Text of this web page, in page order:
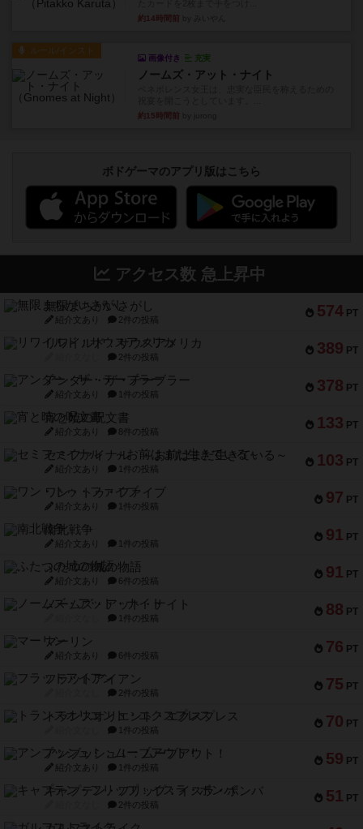
約14時間前
ルール/インスト
画像付き 充実
ノームズ・アット・ナイト
約15時間前
ボドゲーマのアプリ版はこちら
アクセス数 急上昇中
574 PT
無限まちがいさがし
紹介文あり 2件の投稿
389 PT
リワイルド：サウスアメリカ
2件の投稿
378 PT
アンダー・ザ・テーブラー
紹介文あり 1件の投稿
133 PT
宵と暁の呪文書
紹介文あり 8件の投稿
103 PT
セミファイナル ～お前はまだ生きている～
紹介文あり 1件の投稿
97 PT
ワン・トゥ・ファイブ
紹介文あり 1件の投稿
91 PT
南北戦争
紹介文あり 1件の投稿
91 PT
ふたつの城の物語
紹介文あり 6件の投稿
88 PT
ノームズ・アット・ナイト
1件の投稿
76 PT
マーリン
紹介文あり 6件の投稿
75 PT
フラットアイアン
2件の投稿
70 PT
トランスオリエント・エクスプレス
1件の投稿
59 PT
アンブッシュ！：ムーブアウト！
紹介文あり 1件の投稿
51 PT
キャプテン・フリップ：イスラ・ボンバ
2件の投稿